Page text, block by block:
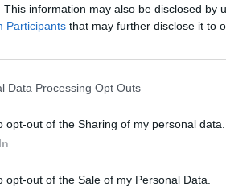
This information may also be disclosed by
Participants that may further disclose it to
Data Processing Opt Outs
opt-out of the Sharing of my personal data.
opt-out of the Sale of my Personal Data.
2021 inizierà una rilevante
millecinquecento nuovi
l’Alto Piemonte, fra cui
dove saranno piantati
parteciperanno i nostri
regionali, provinciali e